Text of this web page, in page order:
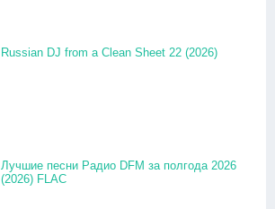
Russian DJ from a Clean Sheet 22 (2026)
Лучшие песни Радио DFM за полгода 2026
(2026) FLAC